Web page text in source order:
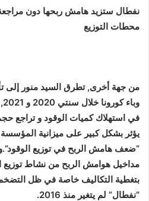
نفطال ستزيد هامش ربحها دون
محطات التوزيع
من جهة أخرى, تطرق السيد منور إلى
في استهلاك كميات الوقود و تراجع
يؤثر بشكل كبير على ميزانية
“ضعف هامش الربح في توزيع
مداخيل هوامش الربح من نشاط توزيع
بتغطية التكاليف خاصة في ظل
“نفطال” لم يتغير منذ 2016.